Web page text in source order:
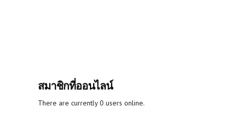
สมาชิกที่ออนไลน์
There are currently 0 users online.